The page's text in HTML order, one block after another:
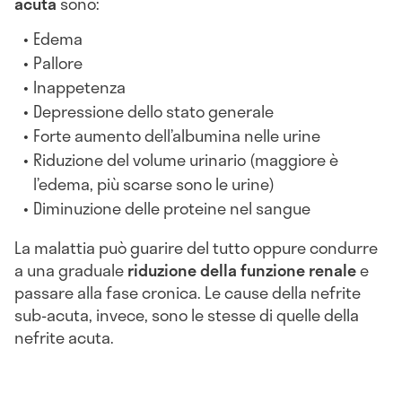
Edema
Pallore
Inappetenza
Depressione dello stato generale
Forte aumento dell’albumina nelle urine
Riduzione del volume urinario (maggiore è
l’edema, più scarse sono le urine)
Diminuzione delle proteine nel sangue
La malattia può guarire del tutto oppure condurre
a una gradualeriduzione della funzione renalee
passare alla fase cronica. Le cause della nefrite
sub-acuta, invece, sono le stesse di quelle della
nefrite acuta.